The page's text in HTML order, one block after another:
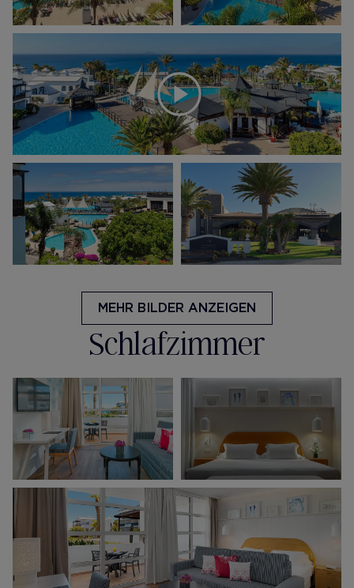
MEHR BILDER ANZEIGEN
Schlafzimmer